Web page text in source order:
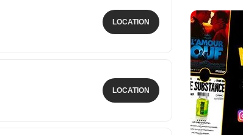
LOCATION
LOCATION